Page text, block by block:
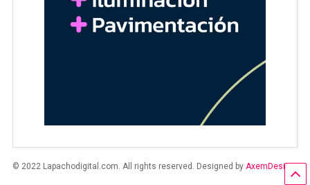
© 2022 Lapachodigital.com. All rights reserved. Designed by AxemDesign